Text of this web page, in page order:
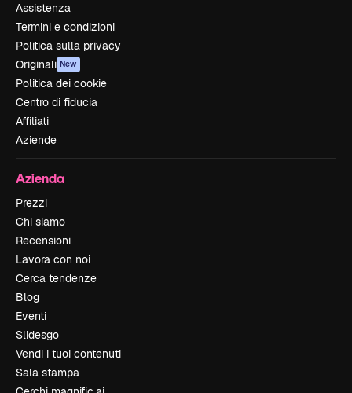
Assistenza
Termini e condizioni
Politica sulla privacy
Originali New
Politica dei cookie
Centro di fiducia
Affiliati
Aziende
Azienda
Prezzi
Chi siamo
Recensioni
Lavora con noi
Cerca tendenze
Blog
Eventi
Slidesgo
Vendi i tuoi contenuti
Sala stampa